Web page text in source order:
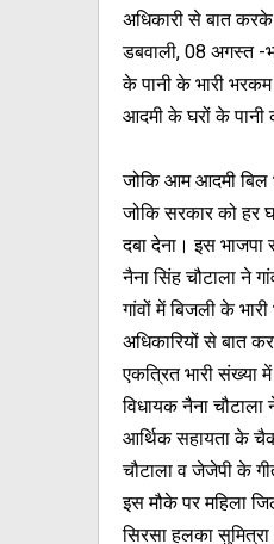
अधिकारी से बात
डबवाली, 08 अगस्त -
के पानी के भारी
आदमी के घरों के पानी
जोकि आम आदमी बिल
जोकि सरकार को हर
दबा देना। इस भाजपा
नैना सिंह चौटाला ने
गांवों में बिजली के
अधिकारियों से बात
एकत्रित भारी संख्या
विधायक नैना
आर्थिक सहायता के
चौटाला व जेजेपी के
इस मौके पर महिला
सिरसा हलका सुमित्रा